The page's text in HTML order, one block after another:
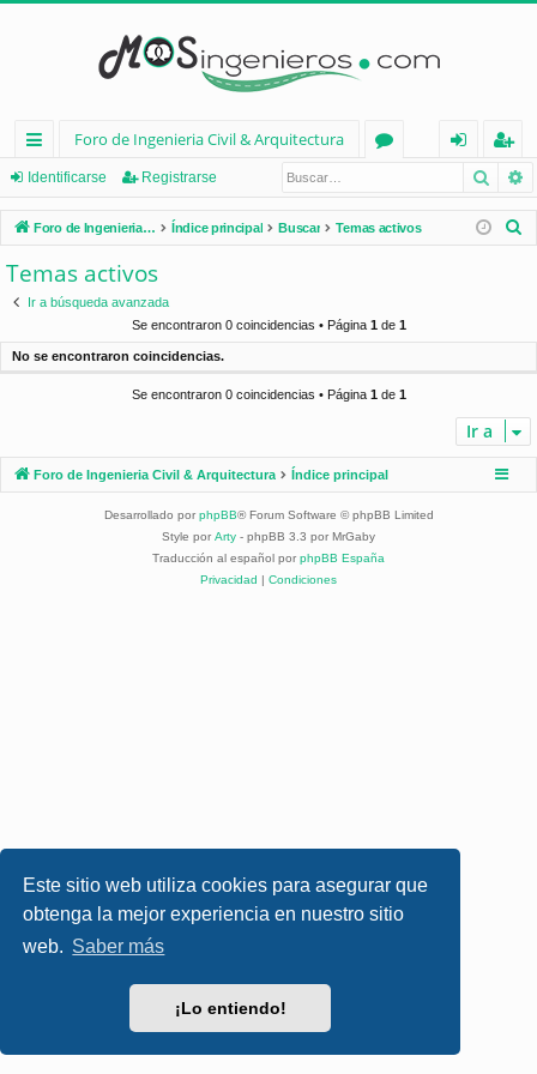
Este sitio web utiliza cookies para asegurar que
obtenga la mejor experiencia en nuestro sitio
web. Saber más
¡Lo entiendo!
nl
ac
es
rá
d
Foro de Ingenieria Civil & Arquitectura
os
nt
ifi
eg
ist
ra
Identificarse Registrarse
Foro de Ingenieria Civil & Arquitectura Índice principal Buscar Temas activos
Temas activos
Ir a búsqueda avanzada
Se encontraron 0 coincidencias • Página 1de 1
No se encontraron coincidencias.
Se encontraron 0 coincidencias • Página 1de 1
Ir a
Foro de Ingenieria Civil & Arquitectura Índice principal
Desarrollado por phpBB® Forum Software © phpBB Limited
Style por Arty - phpBB 3.3 por MrGaby
Traducción al español por phpBB España
Privacidad | Condiciones